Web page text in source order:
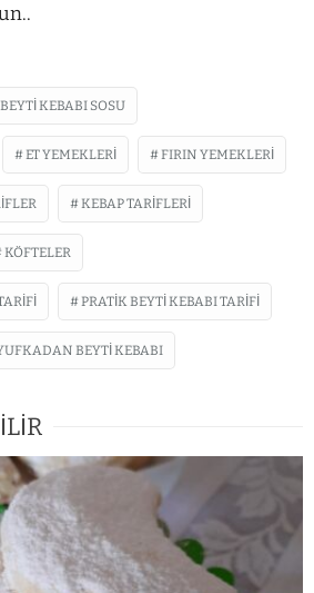
BEYTI KEBABI SOSU
ET YEMEKLERI FIRIN YEMEKLERI
KEBAP TARIFLERI
KÖFTELER
PRATIK BEYTI KEBABI TARIFI
BEYTI KEBABI